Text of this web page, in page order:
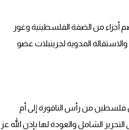
أجزاء من الضفة الفلسطينية وغور
المدوية لجرينبلات عضو
فلسطين من رأس الناقورة إلى أم
الشامل والعودة لها بإذن الله عز